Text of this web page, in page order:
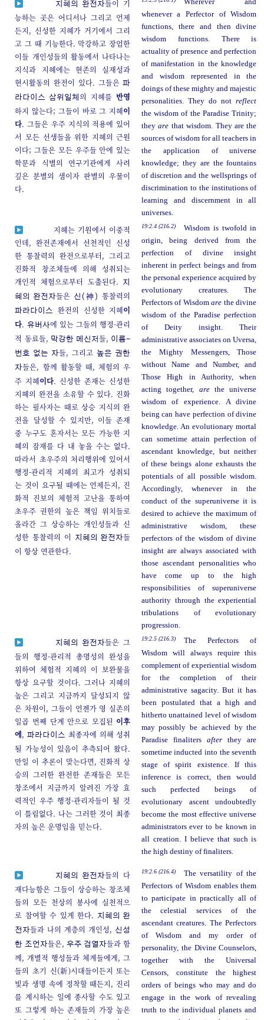
지혜의 완전자들이 기
능하는 곳은 어디서나 그리고 언제
든지, 신성한 지혜가 거기에서 그리
고 그 때 기능한다. 막강하고 장엄한
이들 개인성들의 활동에서 나타나는
지식과 지혜에는 현존의 실재성과
현시활동의 완전이 있다. 그들은파
라다이스 삼위일체의 지혜를반영
하지 않는다; 그들이 바로 그 지혜이
다. 그들은 우주 지식의 적용에 있어
서 모든 선생들을 위한 지혜의 근원
이다; 그들은 모든 우주들 안에 있는
학문과 식별의 연구기관에게 사려
깊은 분별의 샘이자 판별의 우물이
다.
Wherever and
whenever a Perfector of Wisdom
functions, there and then divine
wisdom functions. There is
actuality of presence and perfection
of manifestation in the knowledge
and wisdom represented in the
doings of these mighty and majestic
personalities. They do notreflect
the wisdom of the Paradise Trinity;
theyare that wisdom. They are the
sources of wisdom for all teachers in
the application of universe
knowledge; they are the fountains
of discretion and the wellsprings of
discrimination to the institutions of
learning and discernment in all
universes.
지혜는 기원에서 이중적
인데, 완전존재에서 선천적인 신성
한 통찰력의 완전으로부터, 그리고
진화적 창조체들에 의해 성취되는
개인적 체험으로부터 도출된다.
지
혜의 완전자들은신(神) 통찰력의
파라다이스 완전의 신성한 지혜이
다. 유버사에 있는 그들의 행정-관리
적 동료들, 막강한 메신저 들, 이름-
번호 없는 자들, 그리고높은 권한
자들은, 함께 활동할 때, 체험의 우
주 지혜이다. 신성한 존재는 신성한
지혜의 완전을 소유할 수 있다. 진화
하는 필사자는 때로 상승 지식의 완
전을 달성할 수 있지만, 이들 존재
중 누구도 혼자서는 모든 가능한 지
혜의 잠재를 다 내 놓을 수는 없다.
따라서 초우주의 처리행위에 있어서
행정-관리적 지혜의 최고가 성취되
는 것이 요구될 때에는 언제든지, 진
화적 진보의 체험적 고난을 통하여
초우주 권한의 높은 책임 위치들로
올라간 그 상승하는 개인성들과 신
성한 통찰력의 이
지혜의 완전자들
이 항상 연관한다.
19:2.4 (216.2)
Wisdom is twofold in
origin, being derived from the
perfection of divine insight
inherent in perfect beings and from
the personal experience acquired by
evolutionary creatures. The
Perfectors of Wisdomare the divine
wisdom of the Paradise perfection
of Deity insight. Their
administrative associates on Uversa,
the Mighty Messengers, Those
without Name and Number, and
Those High in Authority, when
acting together, arethe universe
wisdom of experience. A divine
being can have perfection of divine
knowledge. An evolutionary mortal
can sometime attain perfection of
ascendant knowledge, but neither
of these beings alone exhausts the
potentials of all possible wisdom.
Accordingly, whenever in the
conduct of the superuniverse it is
desired to achieve the maximum of
administrative wisdom, these
perfectors of the wisdom of divine
insight are always associated with
those ascendant personalities who
have come up to the high
responsibilities of superuniverse
authority through the experiential
tribulations of evolutionary
progression.
지혜의 완전자들은 그
들의 행정-관리적 총명성의 완성을
위하여 체험적 지혜의 이 보완물을
항상 요구할 것이다. 그러나 지혜의
높은 그리고 지금까지 달성되지 않
은 차원이, 그들이 언젠가 영 실존의
일곱 번째 단계 안으로 모집된 이후
에,파라다이스 최종자에 의해 성취
될 가능성이 있음이 추측되어 왔다.
만일 이 추론이 맞는다면, 진화적 상
승의 그러한 완전한 존재들은 모든
창조에서 지금까지 알려진 가장 효
력적인 우주 행정-관리자들이 될 것
이 틀림없다. 나는 그러한 것이 최종
자의 높은 운명임을 믿는다.
19:2.5 (216.3)
The Perfectors of
Wisdom will always require this
complement of experiential wisdom
for the completion of their
administrative sagacity. But it has
been postulated that a high and
hitherto unattained level of wisdom
may possibly be achieved by the
Paradise finalitersafter they are
sometime inducted into the seventh
stage of spirit existence. If this
inference is correct, then would
such perfected beings of
evolutionary ascent undoubtedly
become the most effective universe
administrators ever to be known in
all creation. I believe that such is
the high destiny of finaliters.
지혜의 완전자들의 다
재다능함은 그들이 상승하는 창조체
들의 모든 천상의 봉사에 실천적으
로 참여할 수 있게 한다.
지혜의 완
전자들과 나의 계층의 개인성,신성
한 조언자들은, 우주 검열자들과 함
께, 개별적 행성들과 체계들에게, 그
들의 초기 신(新)시대들이든지 또는
빛과 생명 속에 정착할 때든지, 진리
를 계시하는 일에 종사할 수도 있고
또 그렇게 하는 존재들의 가장 높은
19:2.6 (216.4)
The versatility of the
Perfectors of Wisdom enables them
to participate in practically all of
the celestial services of the
ascendant creatures. The Perfectors
of Wisdom and my order of
personality, the Divine Counselors,
together with the Universal
Censors, constitute the highest
orders of beings who may and do
engage in the work of revealing
truth to the individual planets and